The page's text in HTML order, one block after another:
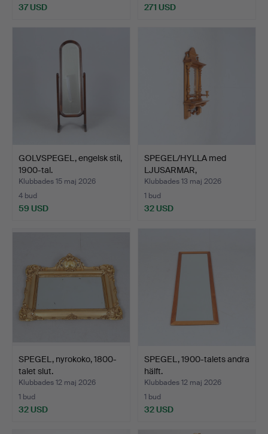
37 USD 271 USD
GOLVSPEGEL, engelsk stil,
1900-tal.
Klubbades 15 maj 2026
4 bud
59 USD
SPEGEL/HYLLA med
LJUSARMAR,
Nyrenässans, 1…
Klubbades 13 maj 2026
1 bud
32 USD
SPEGEL, nyrokoko, 1800-
talet slut.
Klubbades 12 maj 2026
1 bud
32 USD
SPEGEL, 1900-talets andra
hälft.
Klubbades 12 maj 2026
1 bud
32 USD